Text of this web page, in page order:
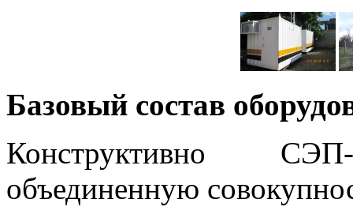
Базовый состав
Конструктивно
объединенную